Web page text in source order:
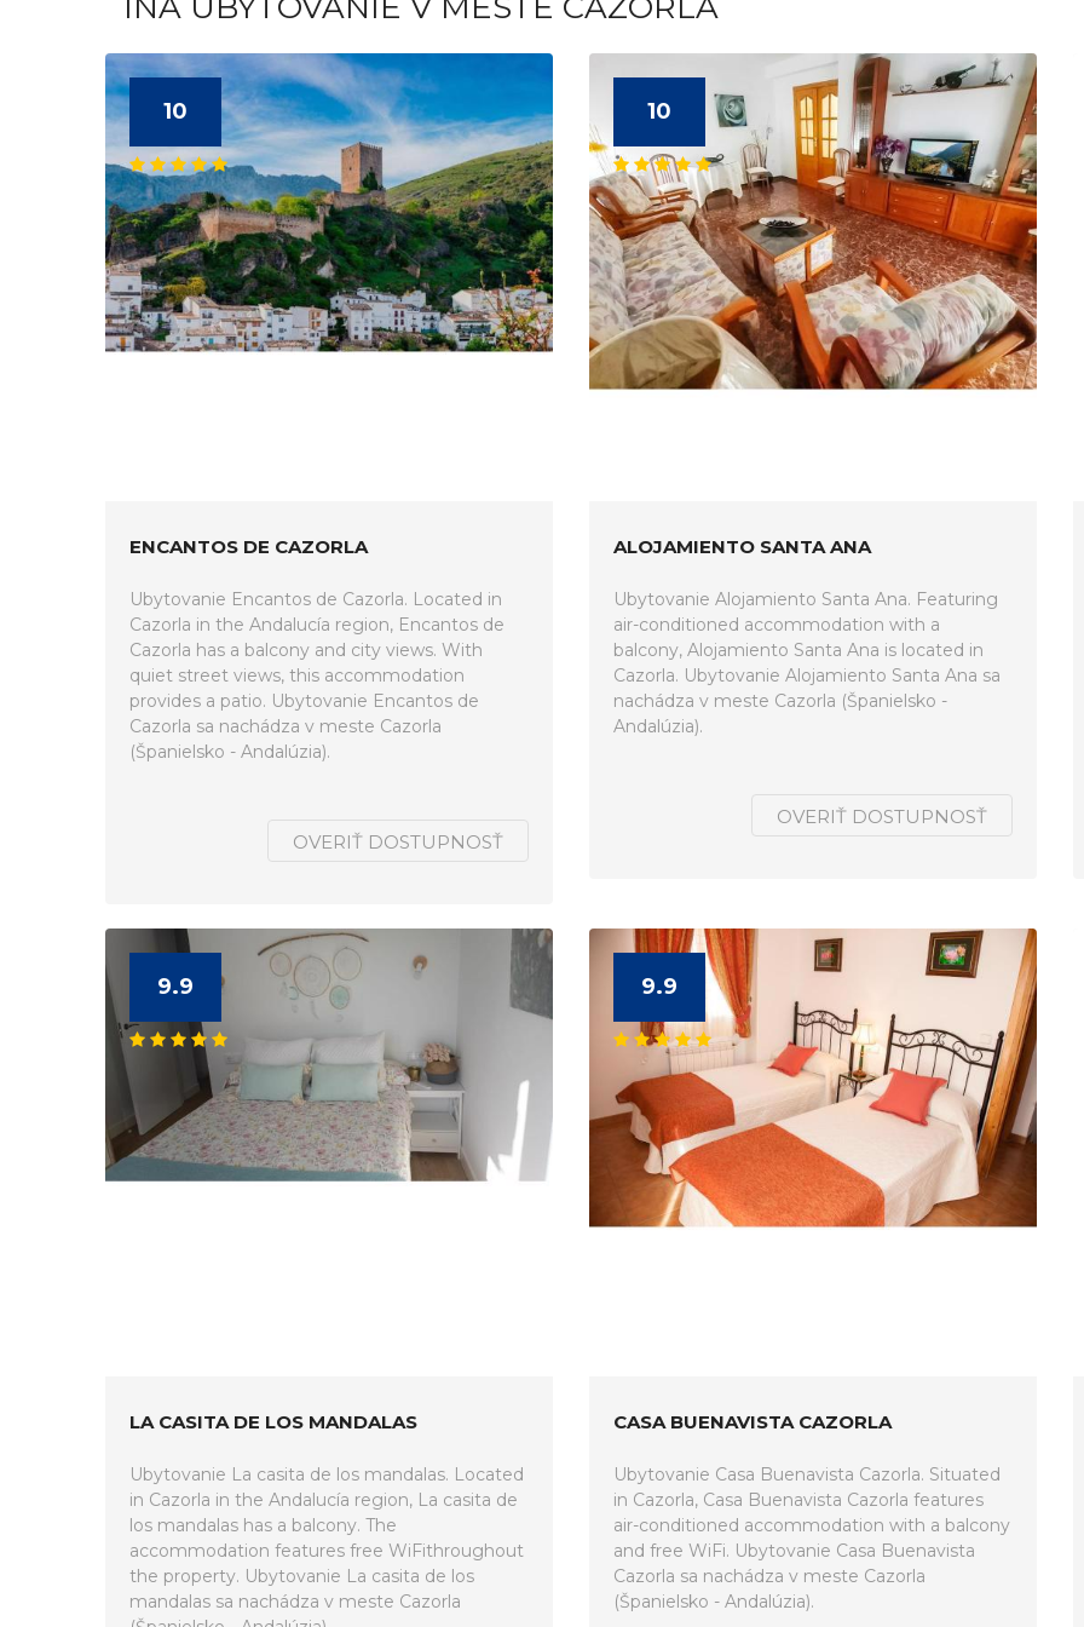
10
ENCANTOS DE CAZORLA
Ubytovanie Encantos de Cazorla. Located in
Cazorla in the Andalucía region, Encantos de
Cazorla has a balcony and city views. With
quiet street views, this accommodation
provides a patio. Ubytovanie Encantos de
Cazorla sa nachádza v meste Cazorla
(Španielsko - Andalúzia).
OVERIŤ DOSTUPNOSŤ
10
ALOJAMIENTO SANTA ANA
Ubytovanie Alojamiento Santa Ana. Featuring
air-conditioned accommodation with a
balcony, Alojamiento Santa Ana is located in
Cazorla. Ubytovanie Alojamiento Santa Ana sa
nachádza v meste Cazorla (Španielsko -
Andalúzia).
OVERIŤ DOSTUPNOSŤ
9.9
LA CASITA DE LOS MANDALAS
Ubytovanie La casita de los mandalas. Located
in Cazorla in the Andalucía region, La casita de
los mandalas has a balcony. The
accommodation features free WiFithroughout
the property. Ubytovanie La casita de los
mandalas sa nachádza v meste Cazorla
9.9
CASA BUENAVISTA CAZORLA
Ubytovanie Casa Buenavista Cazorla. Situated
in Cazorla, Casa Buenavista Cazorla features
air-conditioned accommodation with a balcony
and free WiFi. Ubytovanie Casa Buenavista
Cazorla sa nachádza v meste Cazorla
(Španielsko - Andalúzia).